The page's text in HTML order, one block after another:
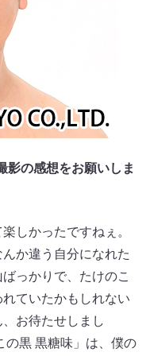
の感想をお願いしま
しかったですねぇ。
か違う自分になれた
っかりで、たけのこ
ていたかもしれない
お待たせしまし
黒 黒糖味」は、僕の